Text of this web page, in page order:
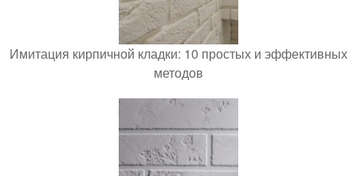
Имитация кирпичной кладки: 10 простых и эффективных
методов